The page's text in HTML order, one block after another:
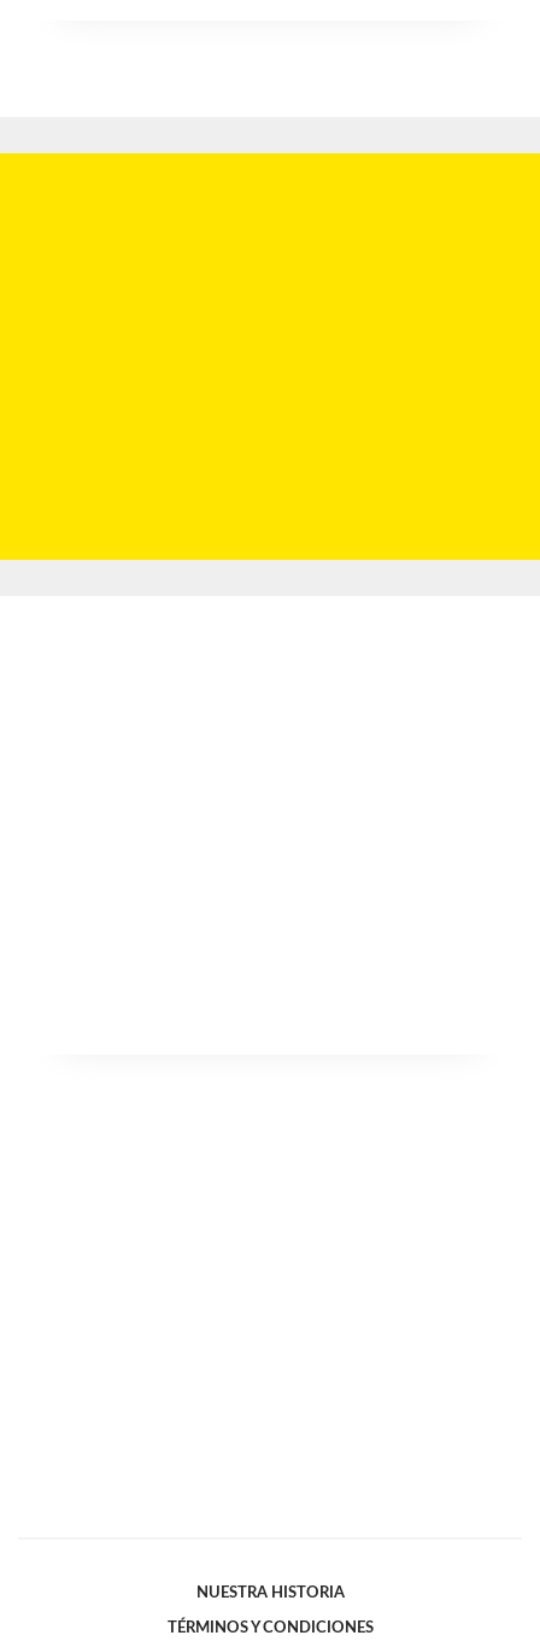
NUESTRA HISTORIA
TÉRMINOS Y CONDICIONES